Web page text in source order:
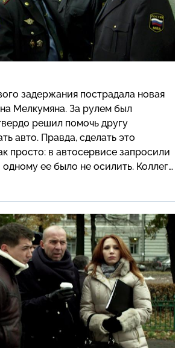
задержания пострадала новая
Мелкумяна. За рулем был
решил помочь другу
авто. Правда, сделать это
просто: в автосервисе запросили
одному ее было не осилить. Коллеги
скинуться, чтобы помочь. Но
ремонт. Несмотря на
Ашот согласился, но вскоре
долги: сына хозяина
по подозрению в торговле